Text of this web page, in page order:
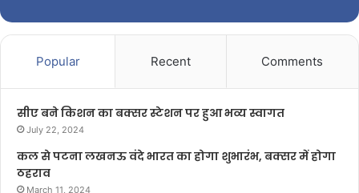
Popular Recent Comments
सीए बने किशन का बक्सर स्टेशन पर हुआ भव्य स्वागत
July 22, 2024
कल से पटना लखनऊ वंदे भारत का होगा शुभारंभ, बक्सर में होगा
ठहराव
March 11, 2024